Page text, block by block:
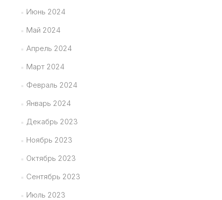
Июнь 2024
Май 2024
Апрель 2024
Март 2024
Февраль 2024
Январь 2024
Декабрь 2023
Ноябрь 2023
Октябрь 2023
Сентябрь 2023
Июль 2023